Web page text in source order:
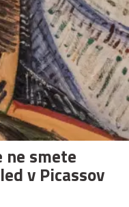
ne smete
v Picassov